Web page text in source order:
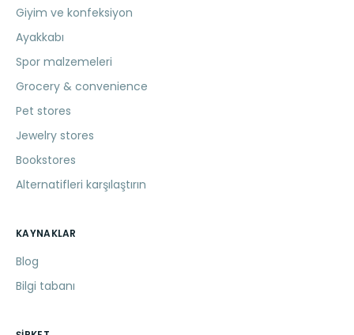
Giyim ve konfeksiyon
Ayakkabı
Spor malzemeleri
Grocery & convenience
Pet stores
Jewelry stores
Bookstores
Alternatifleri karşılaştırın
KAYNAKLAR
Blog
Bilgi tabanı